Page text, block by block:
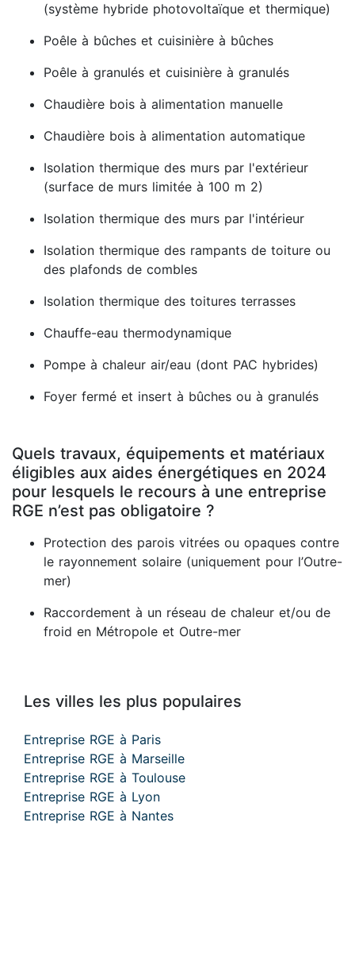
(système hybride photovoltaïque et thermique)
Poêle à bûches et cuisinière à bûches
Poêle à granulés et cuisinière à granulés
Chaudière bois à alimentation manuelle
Chaudière bois à alimentation automatique
Isolation thermique des murs par l'extérieur
(surface de murs limitée à 100 m 2)
Isolation thermique des murs par l'intérieur
Isolation thermique des rampants de toiture ou
des plafonds de combles
Isolation thermique des toitures terrasses
Chauffe-eau thermodynamique
Pompe à chaleur air/eau (dont PAC hybrides)
Foyer fermé et insert à bûches ou à granulés
Quels travaux, équipements et matériaux
éligibles aux aides énergétiques en 2024
pour lesquels le recours à une entreprise
RGE n’est pas obligatoire ?
Protection des parois vitrées ou opaques contre
le rayonnement solaire (uniquement pour l’Outre-
mer)
Raccordement à un réseau de chaleur et/ou de
froid en Métropole et Outre-mer
Les villes les plus populaires
Entreprise RGE à Paris
Entreprise RGE à Marseille
Entreprise RGE à Toulouse
Entreprise RGE à Lyon
Entreprise RGE à Nantes